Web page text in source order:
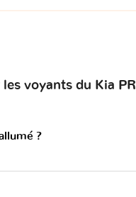
voyants du Kia
?